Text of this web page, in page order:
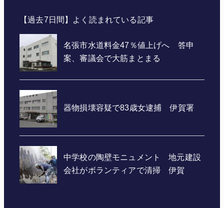
【過去7日間】よく読まれている記事